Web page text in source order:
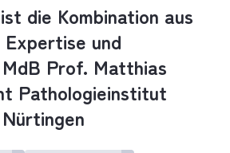
die Kombination aus
und
Prof. Matthias
Pathologieinstitut